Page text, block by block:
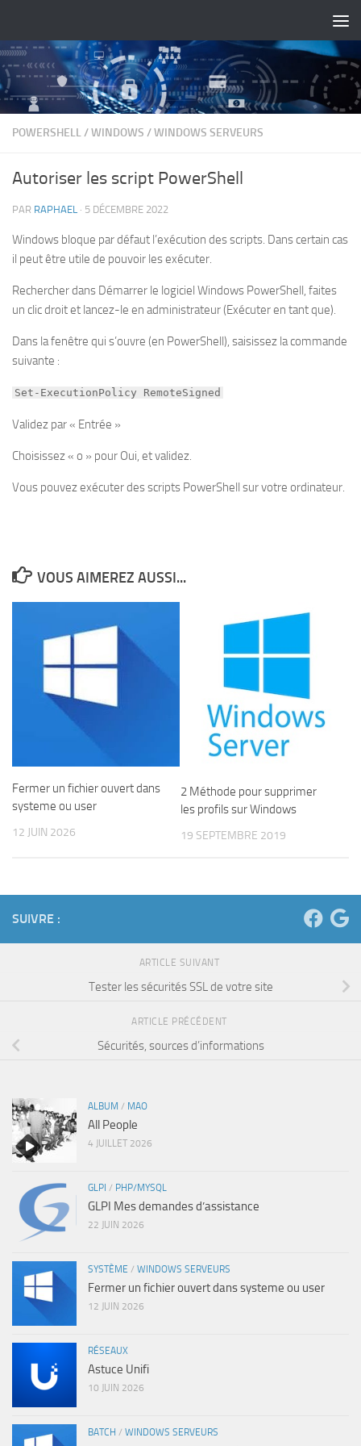
POWERSHELL/WINDOWS /WINDOWS SERVEURS
Autoriser les script PowerShell
PAR RAPHAEL · 5 DÉCEMBRE 2022
Windows bloque par défaut l’exécution des scripts. Dans certain cas
il peut être utile de pouvoir les exécuter.
Rechercher dans Démarrer le logiciel Windows PowerShell, faites
un clic droit et lancez-le en administrateur (Exécuter en tant que).
Dans la fenêtre qui s’ouvre (en PowerShell), saisissez la commande
suivante :
Set-ExecutionPolicy RemoteSigned
Validez par « Entrée »
Choisissez « o » pour Oui, et validez.
Vous pouvez exécuter des scripts PowerShell sur votre ordinateur.
VOUS AIMEREZ AUSSI...
Fermer un fichier ouvert dans
systeme ou user
12 JUIN 2026
2 Méthode pour supprimer
les profils sur Windows
19 SEPTEMBRE 2019
SUIVRE :
ARTICLE SUIVANT
Tester les sécurités SSL de votre site
ARTICLE PRÉCÉDENT
Sécurités, sources d’informations
ALBUM / MAO
All People
4 JUILLET 2026
GLPI / PHP/MYSQL
GLPI Mes demandes d’assistance
22 JUIN 2026
SYSTÈME / WINDOWS SERVEURS
Fermer un fichier ouvert dans systeme ou user
12 JUIN 2026
RÉSEAUX
Astuce Unifi
10 JUIN 2026
BATCH / WINDOWS SERVEURS